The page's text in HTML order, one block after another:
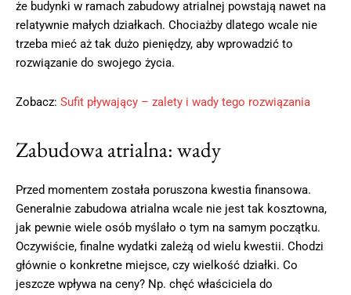
że budynki w ramach zabudowy atrialnej powstają nawet na
relatywnie małych działkach. Chociażby dlatego wcale nie
trzeba mieć aż tak dużo pieniędzy, aby wprowadzić to
rozwiązanie do swojego życia.
Zobacz: Sufit pływający – zalety i wady tego rozwiązania
Zabudowa atrialna: wady
Przed momentem została poruszona kwestia finansowa.
Generalnie zabudowa atrialna wcale nie jest tak kosztowna,
jak pewnie wiele osób myślało o tym na samym początku.
Oczywiście, finalne wydatki zależą od wielu kwestii. Chodzi
głównie o konkretne miejsce, czy wielkość działki. Co
jeszcze wpływa na ceny? Np. chęć właściciela do